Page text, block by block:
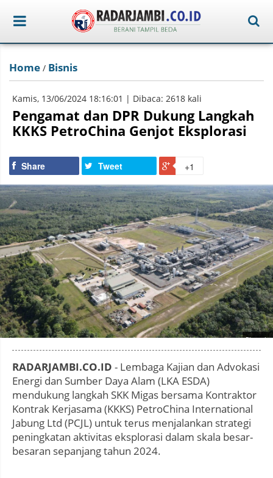
Home / Bisnis
Kamis, 13/06/2024 18:16:01 | Dibaca: 2618 kali
Pengamat dan DPR Dukung Langkah
KKKS PetroChina Genjot Eksplorasi
Share Tweet +1
Photo by
RADARJAMBI.CO.ID - Lembaga Kajian dan Advokasi
Energi dan Sumber Daya Alam (LKA ESDA)
mendukung langkah SKK Migas bersama Kontraktor
Kontrak Kerjasama (KKKS) PetroChina International
Jabung Ltd (PCJL) untuk terus menjalankan strategi
peningkatan aktivitas eksplorasi dalam skala besar-
besaran sepanjang tahun 2024.